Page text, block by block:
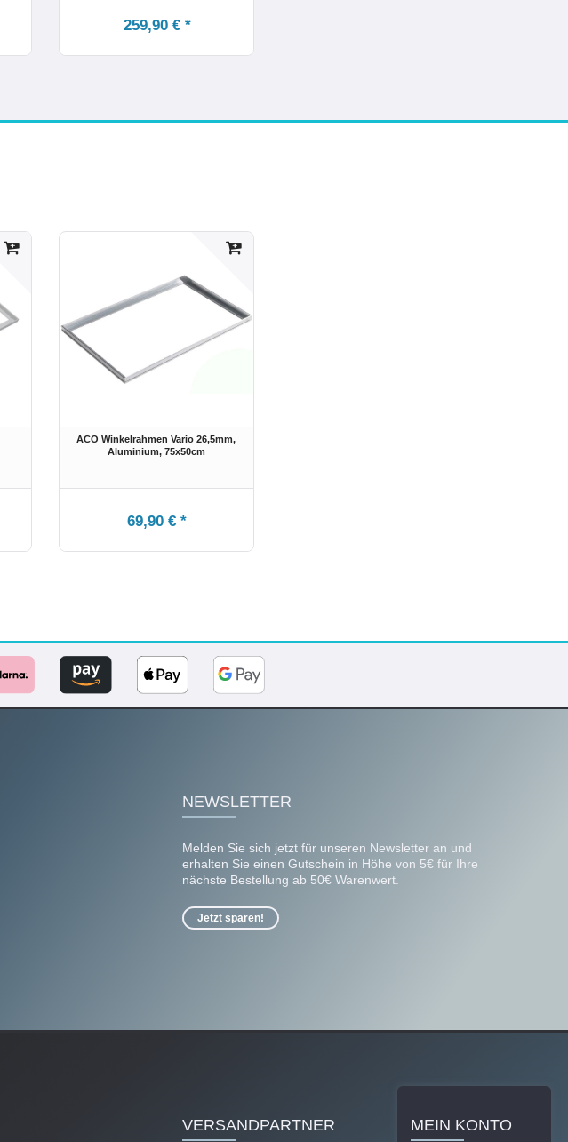
259,90 € *
ACO Winkelrahmen Vario 26,5mm,
Aluminium, 75x50cm
69,90 € *
NEWSLETTER
Melden Sie sich jetzt für unseren Newsletter an und
erhalten Sie einen Gutschein in Höhe von 5€ für Ihre
nächste Bestellung ab 50€ Warenwert.
Jetzt sparen!
VERSANDPARTNER MEIN KONTO